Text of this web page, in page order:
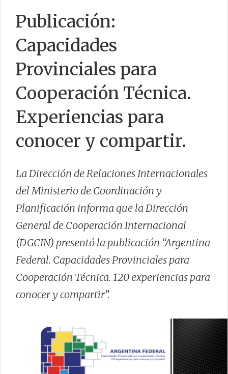
CONTACTO
Publicación:
Capacidades
Provinciales para
Cooperación Técnica.
Experiencias para
conocer y compartir.
La Dirección de Relaciones Internacionales
del Ministerio de Coordinación y
Planificación informa que la Dirección
General de Cooperación Internacional
(DGCIN) presentó la publicación “Argentina
Federal. Capacidades Provinciales para
Cooperación Técnica. 120 experiencias para
conocer y compartir”.